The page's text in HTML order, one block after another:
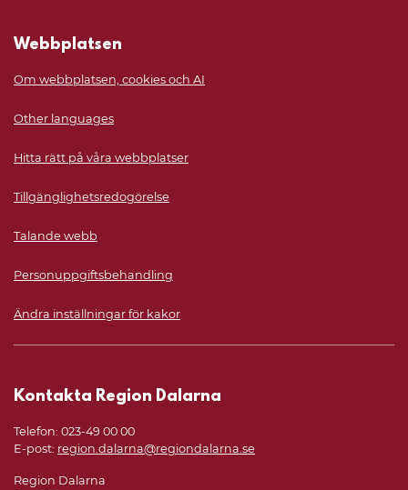
Webbplatsen
Om webbplatsen, cookies och AI
Other languages
Hitta rätt på våra webbplatser
Tillgänglighetsredogörelse
Talande webb
Personuppgiftsbehandling
Ändra inställningar för kakor
Kontakta Region Dalarna
Telefon: 023-49 00 00
E-post: region.dalarna@regiondalarna.se
Region Dalarna